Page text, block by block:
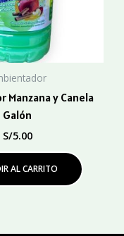
Manzana y Canela
Galón
S/5.00
AL CARRITO